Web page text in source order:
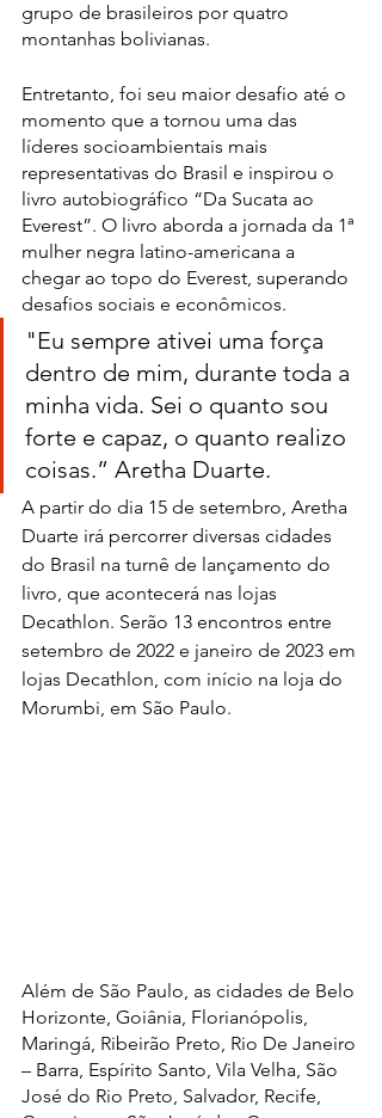
grupo de brasileiros por quatro
montanhas bolivianas.
Entretanto, foi seu maior desafio até o
momento que a tornou uma das
líderes socioambientais mais
representativas do Brasil e inspirou o
livro autobiográfico “Da Sucata ao
Everest”. O livro aborda a jornada da 1ª
mulher negra latino-americana a
chegar ao topo do Everest, superando
desafios sociais e econômicos.
"Eu sempre ativei uma força
dentro de mim, durante toda a
minha vida. Sei o quanto sou
forte e capaz, o quanto realizo
coisas.” Aretha Duarte.
A partir do dia 15 de setembro, Aretha
Duarte irá percorrer diversas cidades
do Brasil na turnê de lançamento do
livro, que acontecerá nas lojas
Decathlon. Serão 13 encontros entre
setembro de 2022 e janeiro de 2023 em
lojas Decathlon, com início na loja do
Morumbi, em São Paulo.
Além de São Paulo, as cidades de Belo
Horizonte, Goiânia, Florianópolis,
Maringá, Ribeirão Preto, Rio De Janeiro
– Barra, Espírito Santo, Vila Velha, São
José do Rio Preto, Salvador, Recife,